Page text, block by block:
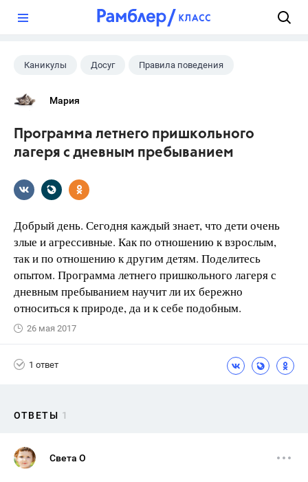
Каникулы Досуг Правила поведения
Мария
Программа летнего пришкольного
лагеря с дневным пребыванием
Добрый день. Сегодня каждый знает, что дети очень
злые и агрессивные. Как по отношению к взрослым,
так и по отношению к другим детям. Поделитесь
опытом. Программа летнего пришкольного лагеря с
дневным пребыванием научит ли их бережно
относиться к природе, да и к себе подобным.
26 мая 2017
1 ответ
ОТВЕТЫ 1
Света О